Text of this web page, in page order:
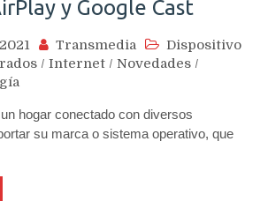
y Google Cast
Transmedia
Dispositivo
/ Internet / Novedades /
hogar conectado con diversos
su marca o sistema operativo, que